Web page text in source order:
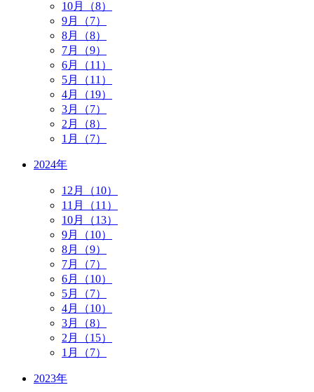
10月（8）
9月（7）
8月（8）
7月（9）
6月（11）
5月（11）
4月（19）
3月（7）
2月（8）
1月（7）
2024年
12月（10）
11月（11）
10月（13）
9月（10）
8月（9）
7月（7）
6月（10）
5月（7）
4月（10）
3月（8）
2月（15）
1月（7）
2023年